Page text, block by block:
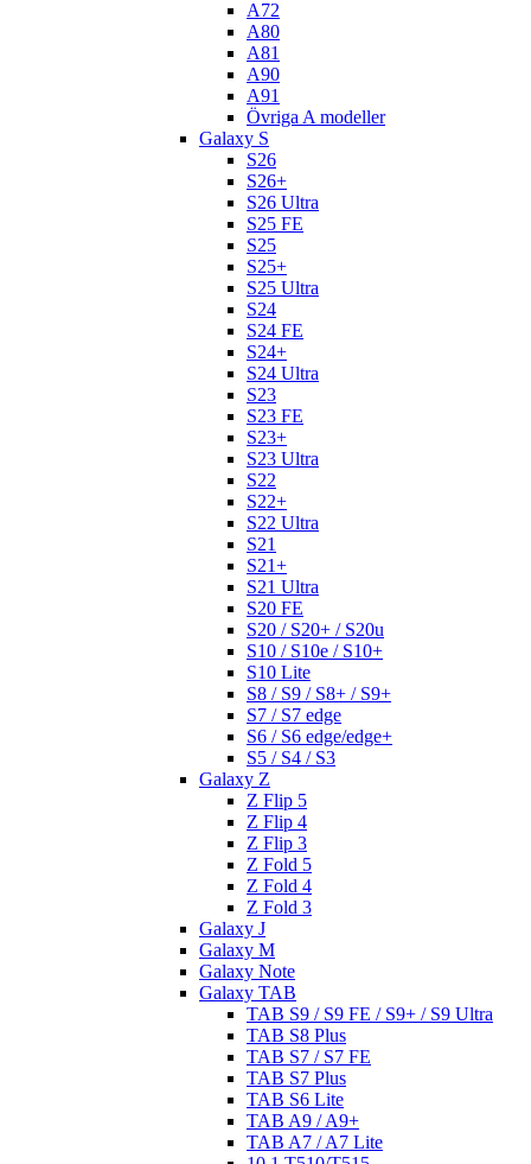
A72
A80
A81
A90
A91
Övriga A modeller
Galaxy S
S26
S26+
S26 Ultra
S25 FE
S25
S25+
S25 Ultra
S24
S24 FE
S24+
S24 Ultra
S23
S23 FE
S23+
S23 Ultra
S22
S22+
S22 Ultra
S21
S21+
S21 Ultra
S20 FE
S20 / S20+ / S20u
S10 / S10e / S10+
S10 Lite
S8 / S9 / S8+ / S9+
S7 / S7 edge
S6 / S6 edge/edge+
S5 / S4 / S3
Galaxy Z
Z Flip 5
Z Flip 4
Z Flip 3
Z Fold 5
Z Fold 4
Z Fold 3
Galaxy J
Galaxy M
Galaxy Note
Galaxy TAB
TAB S9 / S9 FE / S9+ / S9 Ultra
TAB S8 Plus
TAB S7 / S7 FE
TAB S7 Plus
TAB S6 Lite
TAB A9 / A9+
TAB A7 / A7 Lite